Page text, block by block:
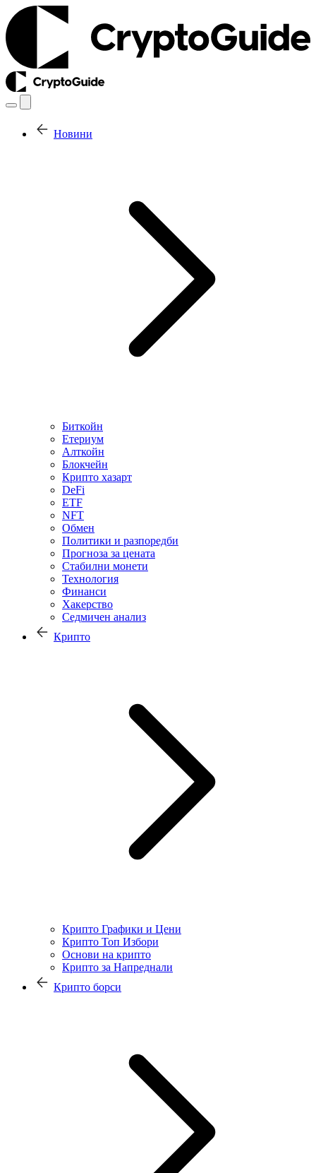
Новини
Биткойн
Етериум
Алткойн
Блокчейн
Крипто хазарт
DeFi
ETF
NFT
Обмен
Политики и разпоредби
Прогноза за цената
Стабилни монети
Технология
Финанси
Хакерство
Седмичен анализ
Крипто
Крипто Графики и Цени
Крипто Топ Избори
Основи на крипто
Крипто за Напреднали
Крипто борси